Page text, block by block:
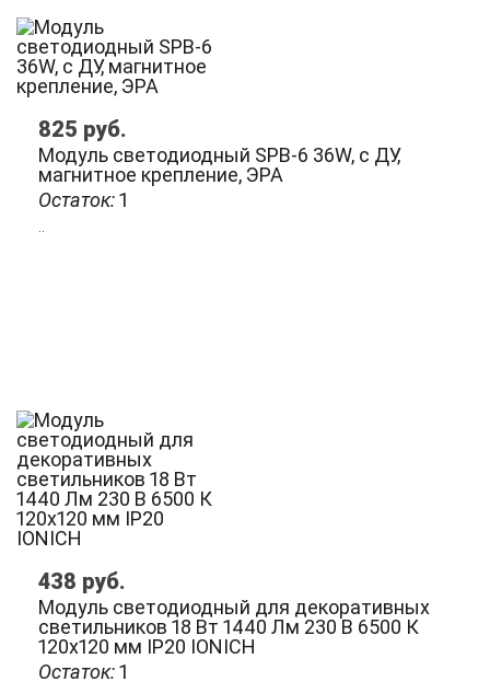
Остаток:1
Модуль светодиодный SPB-6 36W, с ДУ,
магнитное крепление, ЭРА
825 руб.
Остаток:1
Модуль светодиодный для декоративных
светильников 18 Вт 1440 Лм 230 В 6500 К
120х120 мм IP20 IONICH
438 руб.